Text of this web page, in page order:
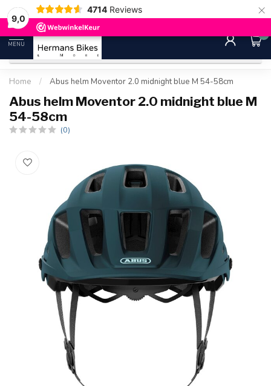
9,0
4714 Reviews ×
30 dagen bedenktijd Gratis
MENU
0
Home / Abus helm Moventor 2.0 midnight blue M 54-58cm
Abus helm Moventor 2.0 midnight blue M
54-58cm
(0)